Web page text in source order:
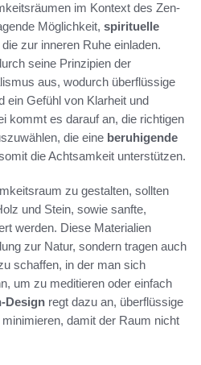
im Kontext des Zen-
Möglichkeit, spirituelle
zur inneren Ruhe einladen.
seine Prinzipien der
aus, wodurch überflüssige
ein Gefühl von Klarheit und
kommt es darauf an, die richtigen
die eine beruhigende
die Achtsamkeit unterstützen.
zu gestalten, sollten
und Stein, sowie sanfte,
werden. Diese Materialien
zur Natur, sondern tragen auch
schaffen, in der man sich
um zu meditieren oder einfach
Design regt dazu an, überflüssige
damit der Raum nicht